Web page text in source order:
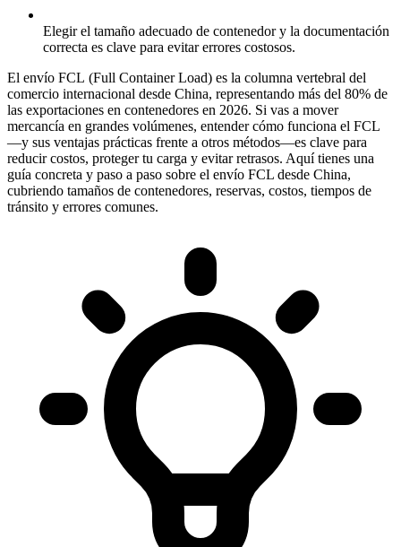
Elegir el tamaño adecuado de contenedor y la documentación
correcta es clave para evitar errores costosos.
El envío FCL (Full Container Load) es la columna vertebral del
comercio internacional desde China, representando más del 80% de
las exportaciones en contenedores en 2026. Si vas a mover
mercancía en grandes volúmenes, entender cómo funciona el FCL
—y sus ventajas prácticas frente a otros métodos—es clave para
reducir costos, proteger tu carga y evitar retrasos. Aquí tienes una
guía concreta y paso a paso sobre el envío FCL desde China,
cubriendo tamaños de contenedores, reservas, costos, tiempos de
tránsito y errores comunes.